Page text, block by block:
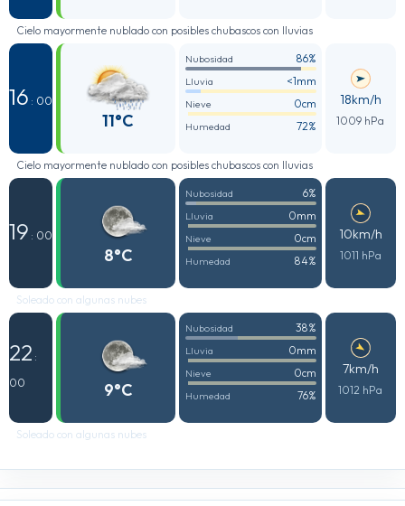
Cielo mayormente nublado con posibles chubascos con lluvias
16 : 00
11°C
Nubosidad 86%
Lluvia <1mm
Nieve 0cm
Humedad 72%
18km/h
1009 hPa
Cielo mayormente nublado con posibles chubascos con lluvias
19 : 00
8°C
Nubosidad 6%
Lluvia 0mm
Nieve 0cm
Humedad 84%
10km/h
1011 hPa
Soleado con algunas nubes
22 :
00
9°C
Nubosidad 38%
Lluvia 0mm
Nieve 0cm
Humedad 76%
7km/h
1012 hPa
Soleado con algunas nubes